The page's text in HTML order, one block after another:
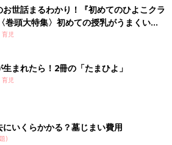
お世話まるわかり！『初めてのひよこクラ
巻頭大特集〉初めての授乳がうまくい
い・ミルクの基本と夏のトラブル 解決テ
育児
まれたら！2冊の「たまひよ」
育児
にいくらかかる？墓じまい費用
)